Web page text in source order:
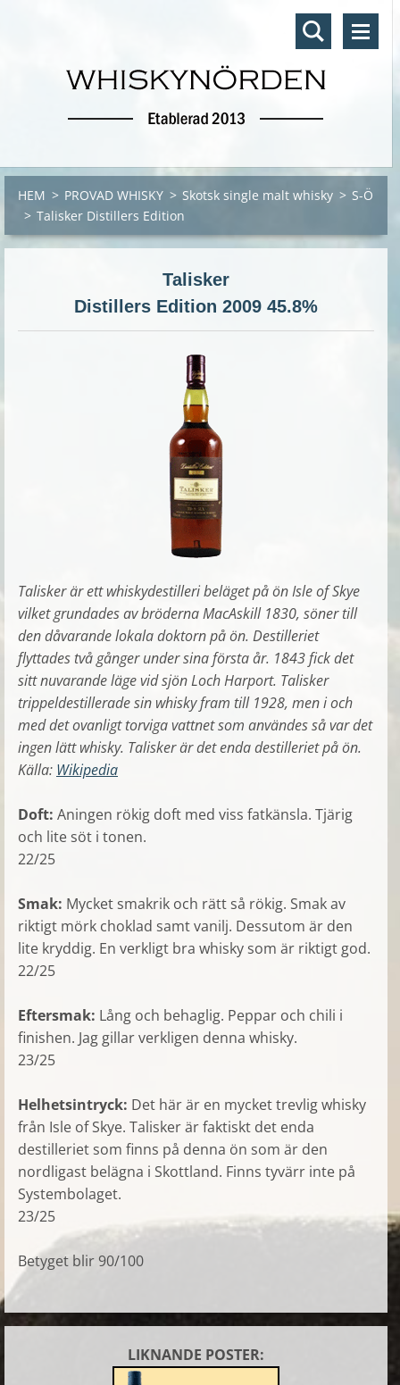
HEM > PROVAD WHISKY > Skotsk single malt whisky > S-Ö
> Talisker Distillers Edition
Talisker
Distillers Edition 2009 45.8%
Talisker är ett whiskydestilleri beläget på ön Isle of Skye
vilket grundades av bröderna MacAskill 1830, söner till
den dåvarande lokala doktorn på ön. Destilleriet
flyttades två gånger under sina första år. 1843 fick det
sitt nuvarande läge vid sjön Loch Harport. Talisker
trippeldestillerade sin whisky fram till 1928, men i och
med det ovanligt torviga vattnet som användes så var det
ingen lätt whisky. Talisker är det enda destilleriet på ön.
Källa: Wikipedia
Doft: Aningen rökig doft med viss fatkänsla. Tjärig
och lite söt i tonen.
22/25
Smak: Mycket smakrik och rätt så rökig. Smak av
riktigt mörk choklad samt vanilj. Dessutom är den
lite kryddig. En verkligt bra whisky som är riktigt god.
22/25
Eftersmak: Lång och behaglig. Peppar och chili i
finishen. Jag gillar verkligen denna whisky.
23/25
Helhetsintryck: Det här är en mycket trevlig whisky
från Isle of Skye. Talisker är faktiskt det enda
destilleriet som finns på denna ön som är den
nordligast belägna i Skottland. Finns tyvärr inte på
Systembolaget.
23/25
Betyget blir 90/100
LIKNANDE POSTER: